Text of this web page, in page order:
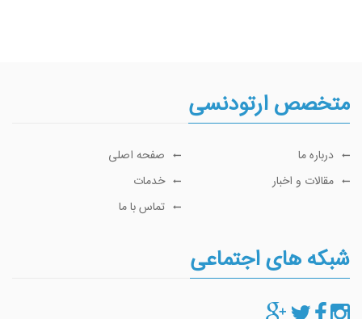
متخصص ارتودنسی
صفحه اصلی
درباره ما
خدمات
مقالات و اخبار
تماس با ما
شبکه های اجتماعی